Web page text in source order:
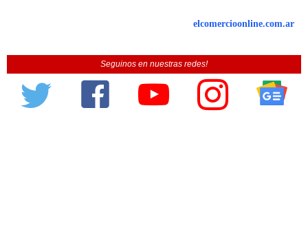
elcomercioonline.com.ar
Seguinos en nuestras redes!